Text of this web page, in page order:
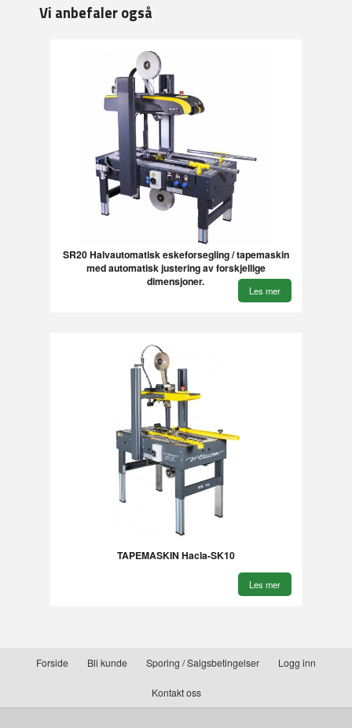
Vi anbefaler også
SR20 Halvautomatisk eskeforsegling / tapemaskin
med automatisk justering av forskjellige
dimensjoner.
Les mer
TAPEMASKIN Hacla-SK10
Les mer
Forside Bli kunde Sporing / Salgsbetingelser Logg inn
Kontakt oss